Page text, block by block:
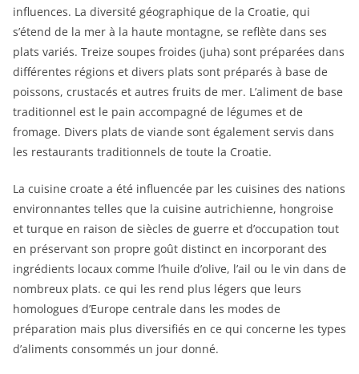
influences. La diversité géographique de la Croatie, qui
s’étend de la mer à la haute montagne, se reflète dans ses
plats variés. Treize soupes froides (juha) sont préparées dans
différentes régions et divers plats sont préparés à base de
poissons, crustacés et autres fruits de mer. L’aliment de base
traditionnel est le pain accompagné de légumes et de
fromage. Divers plats de viande sont également servis dans
les restaurants traditionnels de toute la Croatie.
La cuisine croate a été influencée par les cuisines des nations
environnantes telles que la cuisine autrichienne, hongroise
et turque en raison de siècles de guerre et d’occupation tout
en préservant son propre goût distinct en incorporant des
ingrédients locaux comme l’huile d’olive, l’ail ou le vin dans de
nombreux plats. ce qui les rend plus légers que leurs
homologues d’Europe centrale dans les modes de
préparation mais plus diversifiés en ce qui concerne les types
d’aliments consommés un jour donné.